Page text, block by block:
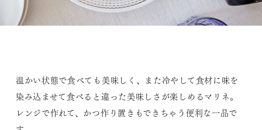
温かい状態で食べても美味しく、また冷やして食材に味を
染み込ませて食べると違った美味しさが楽しめるマリネ。
レンジで作れて、かつ作り置きもできちゃう便利な一品で